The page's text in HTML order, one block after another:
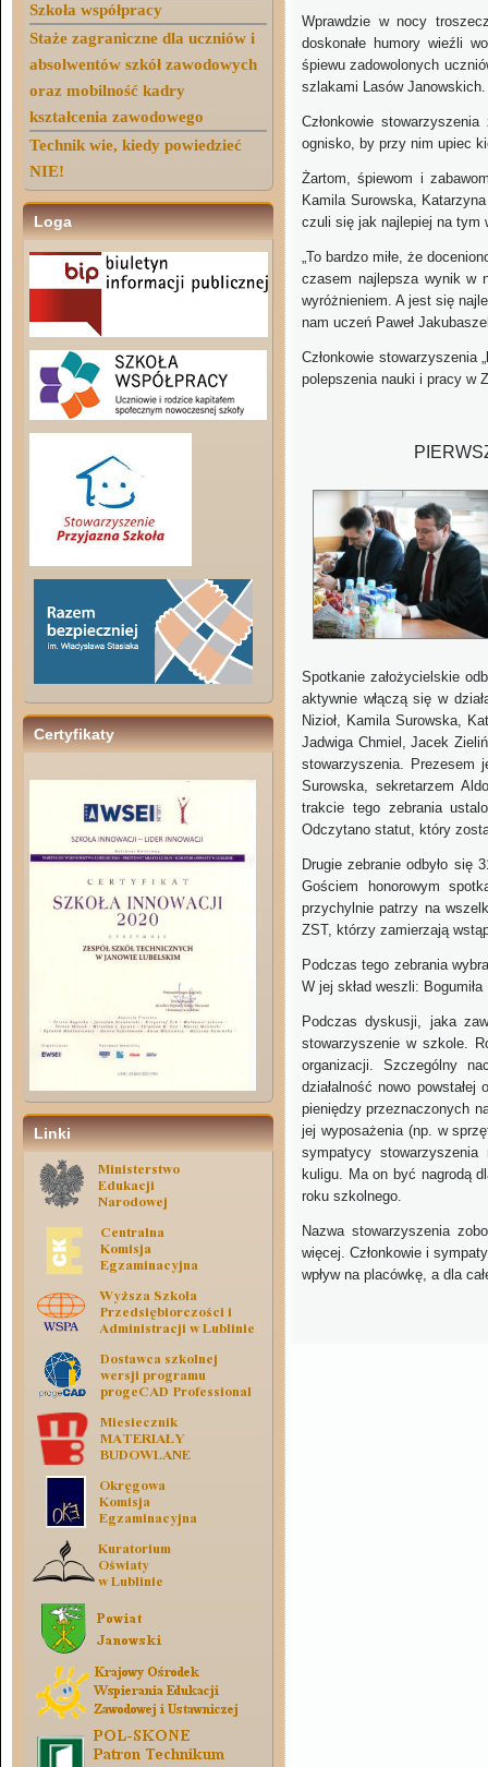
Szkoła współpracy
Staże zagraniczne dla uczniów i
absolwentów szkół zawodowych
oraz mobilność kadry
kształcenia zawodowego
Technik wie, kiedy powiedzieć
NIE!
Loga
Certyfikaty
Linki
Wprawdzie w nocy
doskonałe humory wieźli
śpiewu zadowolonych
szlakami Lasów Janowskich.
Członkowie
ognisko, by przy nim upiec
Żartom, śpiewom i
Kamila Surowska,
czuli się jak najlepiej na tym
„To bardzo miłe, że
czasem najlepsza wynik w
wyróżnieniem. A jest się
nam uczeń Paweł
Członkowie stowarzyszenia
polepszenia nauki i pracy w
Spotkanie założycielskie
aktywnie włączą się w
Nizioł, Kamila Surowska,
Jadwiga Chmiel, Jacek
stowarzyszenia. Prezesem
Surowska, sekretarzem
trakcie tego zebrania
Odczytano statut, który
Drugie zebranie odbyło
Gościem honorowym
przychylnie patrzy na
ZST, którzy zamierzają
Podczas tego zebrania
W jej skład weszli:
Podczas dyskusji, jaka
stowarzyszenie w szkole.
organizacji. Szczególny
działalność nowo
pieniędzy przeznaczonych
jej wyposażenia (np. w
sympatycy
kuligu. Ma on być nagrodą
roku szkolnego.
Nazwa stowarzyszenia
więcej. Członkowie i
wpływ na placówkę, a dla